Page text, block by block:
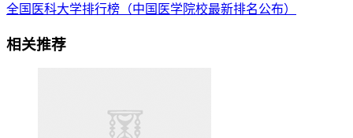
全国医科大学排行榜（中国医学院校最新排名公布）
相关推荐